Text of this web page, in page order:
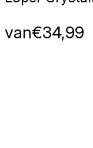
van€34,99